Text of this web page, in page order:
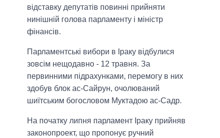
відставку депутатів повинні прийняти
нинішній голова парламенту і міністр
фінансів.
Парламентські вибори в Іраку відбулися
зовсім нещодавно - 12 травня. За
первинними підрахунками, перемогу в них
здобув блок ас-Сайрун, очолюваний
шиїтським богословом Муктадою ас-Садр.
На початку липня парламент Іраку прийняв
законопроект, що пропонує ручний